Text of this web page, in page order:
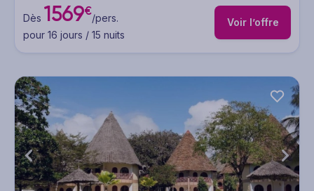
Dès 1569€/pers.
pour 16 jours / 15 nuits
Voir l’offre